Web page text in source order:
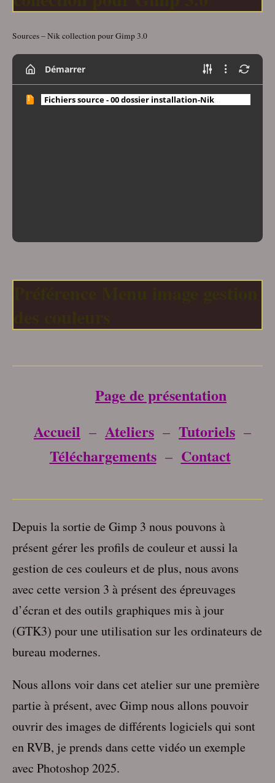
Sources – Nik collection pour Gimp 3.0
Démarrer
Fichiers source - 00 dossier installation-Nik
Page de présentation
Accueil – Ateliers – Tutoriels –
Téléchargements– Contact
Depuis la sortie de Gimp 3 nous pouvons à
présent gérer les profils de couleur et aussi la
gestion de ces couleurs et de plus, nous avons
avec cette version 3 à présent des épreuvages
d’écran et des outils graphiques mis à jour
(GTK3) pour une utilisation sur les ordinateurs de
bureau modernes.
Nous allons voir dans cet atelier sur une première
partie à présent, avec Gimp nous allons pouvoir
ouvrir des images de différents logiciels qui sont
en RVB, je prends dans cette vidéo un exemple
avec Photoshop 2025.